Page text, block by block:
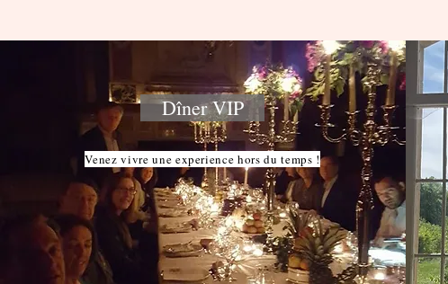
Dîner VIP
Venez vivre une experience hors du temps !